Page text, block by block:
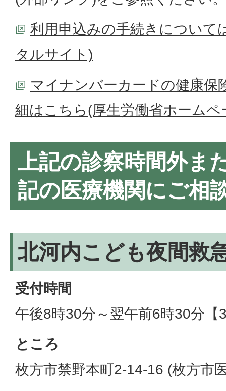
利用申込みの手続きについて
タルサイト)
マイナンバーカードの健康保
細はこちら(厚生労働省ホームペ
上記の診察時間外ま
記の医療機関にご相
北河内こども夜間救
受付時間
午後8時30分～翌午前6時30分【
ところ
枚方市禁野本町2-14-16 (枚方